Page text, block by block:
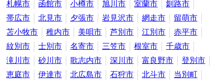
札幌市 函館市 小樽市 旭川市 室蘭市
釧路市
帯広市
北見市 夕張市 岩見沢市 網走市
留萌市
苫小牧市
稚内市 美唄市 芦別市 江別市
赤平市
紋別市
士別市 名寄市 三笠市 根室市
千歳市
滝川市
砂川市 歌志内市 深川市 富良野市
登別市
恵庭市
伊達市 北広島市 石狩市 北斗市
当別町